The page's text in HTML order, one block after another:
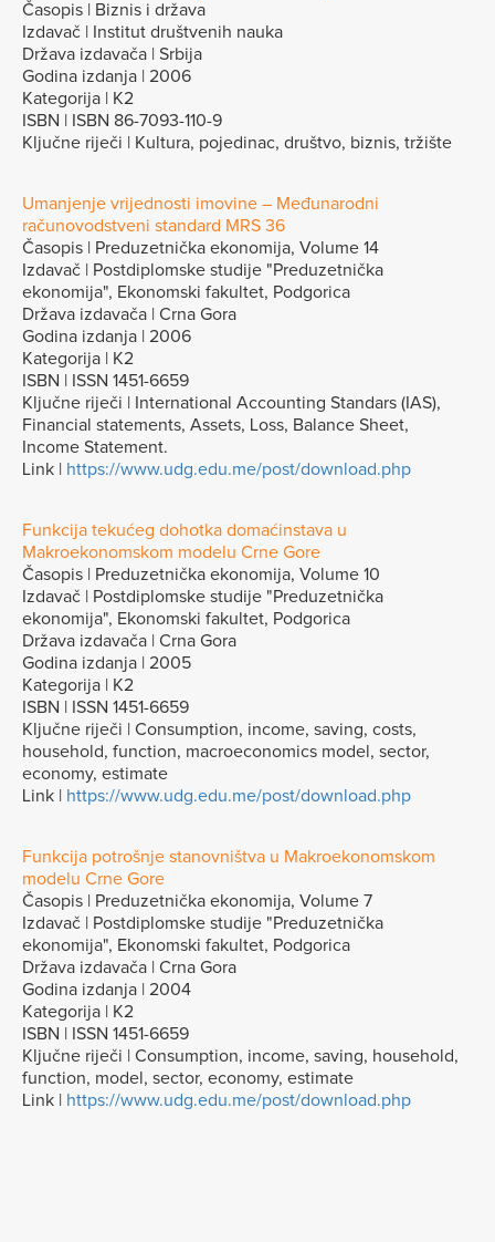
Časopis | Biznis i država
Izdavač | Institut društvenih nauka
Država izdavača | Srbija
Godina izdanja | 2006
Kategorija | K2
ISBN | ISBN 86-7093-110-9
Ključne riječi | Kultura, pojedinac, društvo, biznis, tržište
Umanjenje vrijednosti imovine – Međunarodni
računovodstveni standard MRS 36
Časopis | Preduzetnička ekonomija, Volume 14
Izdavač | Postdiplomske studije "Preduzetnička
ekonomija", Ekonomski fakultet, Podgorica
Država izdavača | Crna Gora
Godina izdanja | 2006
Kategorija | K2
ISBN | ISSN 1451-6659
Ključne riječi | International Accounting Standars (IAS),
Financial statements, Assets, Loss, Balance Sheet,
Income Statement.
Link |
https://www.udg.edu.me/post/download.php
Funkcija tekućeg dohotka domaćinstava u
Makroekonomskom modelu Crne Gore
Časopis | Preduzetnička ekonomija, Volume 10
Izdavač | Postdiplomske studije "Preduzetnička
ekonomija", Ekonomski fakultet, Podgorica
Država izdavača | Crna Gora
Godina izdanja | 2005
Kategorija | K2
ISBN | ISSN 1451-6659
Ključne riječi | Consumption, income, saving, costs,
household, function, macroeconomics model, sector,
economy, estimate
Link |
https://www.udg.edu.me/post/download.php
Funkcija potrošnje stanovništva u Makroekonomskom
modelu Crne Gore
Časopis | Preduzetnička ekonomija, Volume 7
Izdavač | Postdiplomske studije "Preduzetnička
ekonomija", Ekonomski fakultet, Podgorica
Država izdavača | Crna Gora
Godina izdanja | 2004
Kategorija | K2
ISBN | ISSN 1451-6659
Ključne riječi | Consumption, income, saving, household,
function, model, sector, economy, estimate
Link |
https://www.udg.edu.me/post/download.php